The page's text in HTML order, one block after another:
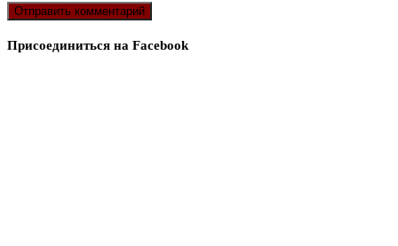
Присоединиться на Facebook